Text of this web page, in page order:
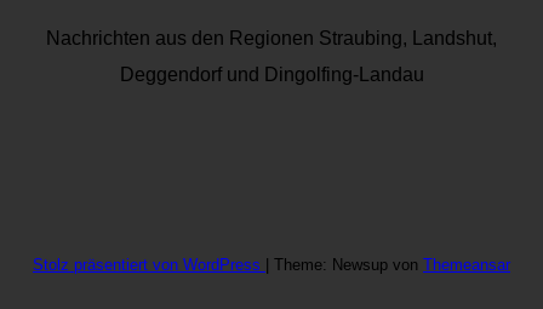
Nachrichten aus den Regionen Straubing, Landshut,
Deggendorf und Dingolfing-Landau
Stolz präsentiert von WordPress Theme: Newsup von Themeansar